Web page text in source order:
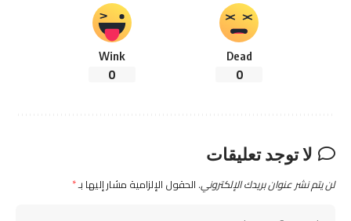
Dead
0
Wink
0
لا توجد تعليقات
لن يتم نشر عنوان بريدك الإلكتروني. الحقول الإلزامية مشار إليها بـ*